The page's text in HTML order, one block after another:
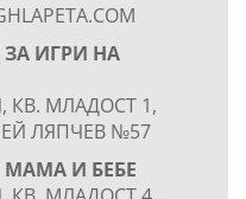
ИГРИ НА
КВ. МЛАДОСТ 1,
ЛЯПЧЕВ №57
И БЕБЕ